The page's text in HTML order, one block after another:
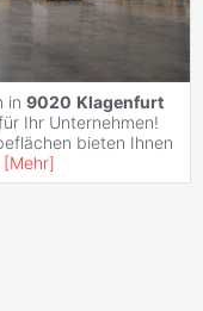
in 9020 Klagenfurt
Ihr Unternehmen!
bieten Ihnen
[Mehr]